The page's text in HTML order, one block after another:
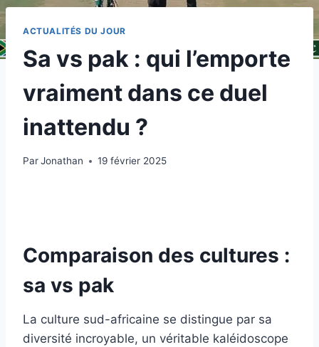
ACTUALITÉS DU JOUR
Sa vs pak : qui l’emporte
vraiment dans ce duel
inattendu ?
ParJonathan 19 février 2025
Comparaison des cultures :
sa vs pak
La culture sud-africaine se distingue par sa
diversité incroyable, un véritable kaléidoscope